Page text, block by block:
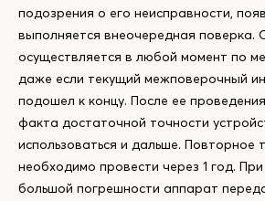
подозрения о его неисправности,
выполняется внеочередная поверка.
осуществляется в любой момент по
даже если текущий межповерочный
подошел к концу. После ее
факта достаточной точности
использоваться и дальше. Повторное
необходимо провести через 1 год.
большой погрешности аппарат